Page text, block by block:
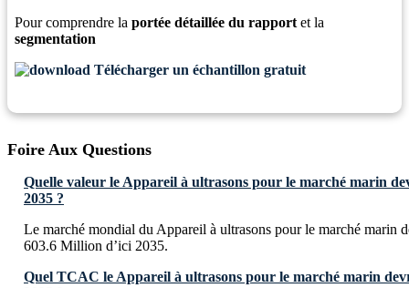
Pour comprendre la portée détaillée du rapport et la
segmentation
Télécharger un échantillon gratuit
Foire Aux Questions
Quelle valeur le Appareil à ultrasons pour le marché marin
2035 ?
Le marché mondial du Appareil à ultrasons pour le marché marin
603.6 Million d’ici 2035.
Quel TCAC le Appareil à ultrasons pour le marché marin